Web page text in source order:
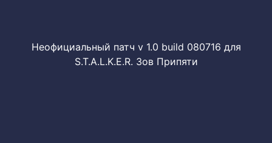
Неофициальный патч v 1.0 build 080716 для
S.T.A.L.K.E.R. Зов Припяти